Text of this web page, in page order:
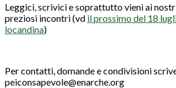
Leggici, scrivici e soprattutto vieni ai
preziosi incontri (vd il prossimo del 18
locandina)
Per contatti, domande e condivisioni
peiconsapevole@enarche.org